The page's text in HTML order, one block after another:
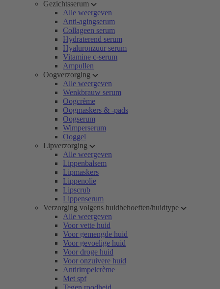
Gezichtsserum
Alle weergeven
Anti-agingserum
Collageen serum
Hydraterend serum
Hyaluronzuur serum
Vitamine c-serum
Ampullen
Oogverzorging
Alle weergeven
Wenkbrauw serum
Oogcrème
Oogmaskers & -pads
Oogserum
Wimperserum
Ooggel
Lipverzorging
Alle weergeven
Lippenbalsem
Lipmaskers
Lippenolie
Lipscrub
Lippenserum
Verzorging volgens huidbehoeften/huidtype
Alle weergeven
Voor vette huid
Voor gemengde huid
Voor gevoelige huid
Voor droge huid
Voor onzuivere huid
Antirimpelcrème
Met spf
Tegen roodheid